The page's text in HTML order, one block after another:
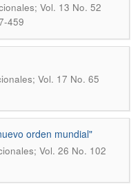
Vol. 13 No. 52
459
Vol. 17 No. 65
orden mundial"
Vol. 26 No. 102